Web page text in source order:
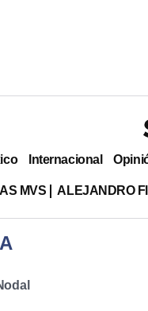
Internacional
MVS ALEJANDRO